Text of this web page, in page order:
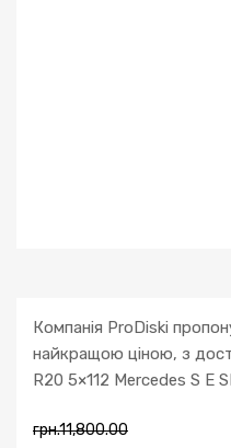
Компанія ProDiski
найкращою ціною, з
R20 5×112 Mercedes S E
грн.11,800.00